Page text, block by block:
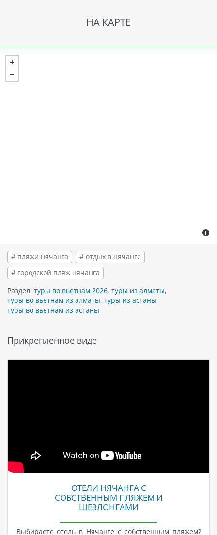
НА КАРТЕ
# пляжи нячанга
# отдых в нячанге
# городской пляж нячанга
Раздел: туры во вьетнам 2026, туры из алматы,
туры во вьетнам из алматы, туры из астаны,
туры во вьетнам из астаны
Прикрепленное виде
ОТЕЛИ НЯЧАНГА С
СОБСТВЕННЫМ ПЛЯЖЕМ И
ШЕЗЛОНГАМИ
Выбираете отель в Нячанге с собственным пляжем?